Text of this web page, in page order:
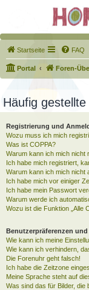
Startseite FAQ
Portal Foren-
Häufig
Registrierung und
Wozu muss ich mich
Was ist COPPA?
Warum kann ich mich nicht
Ich habe mich registriert,
Warum kann ich mich nicht
Ich habe mich vor einiger
Ich habe mein Passwort
Warum werde ich
Wozu ist die Funktion „Alle
Benutzerpräferenzen
Wie kann ich meine
Wie kann ich verhindern,
Die Forenuhr geht falsch!
Ich habe die Zeitzone
Meine Sprache steht auf
Was sind das für Bilder, die